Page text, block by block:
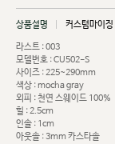
상품설명 커스텀마이징
라스트 : 003
모델번호 : CU502-S
사이즈 : 225~290mm
색상 : mocha gray
외피 : 천연 스웨이드 100%
힐 : 2.5cm
인솔 : 1cm
아웃솔 : 3mm 카스타솔